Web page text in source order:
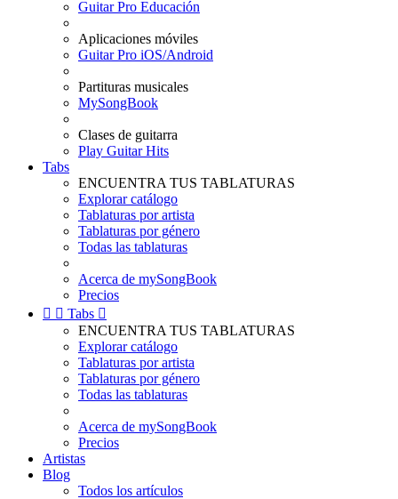
Guitar Pro Educación
Aplicaciones móviles
Guitar Pro iOS/Android
Partituras musicales
MySongBook
Clases de guitarra
Play Guitar Hits
Tabs
ENCUENTRA TUS TABLATURAS
Explorar catálogo
Tablaturas por artista
Tablaturas por género
Todas las tablaturas
Acerca de mySongBook
Precios
  Tabs 
ENCUENTRA TUS TABLATURAS
Explorar catálogo
Tablaturas por artista
Tablaturas por género
Todas las tablaturas
Acerca de mySongBook
Precios
Artistas
Blog
Todos los artículos